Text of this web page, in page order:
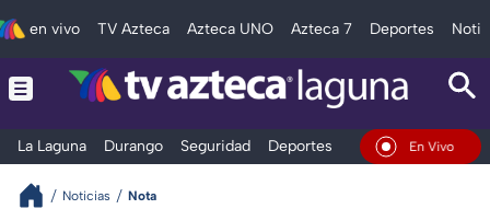
en vivo TV Azteca Azteca UNO Azteca 7 Deportes
La Laguna Durango Seguridad Deportes Entretenimiento
En Vivo
Noticias Nota